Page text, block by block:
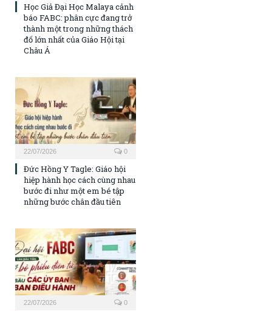
Học Giả Đại Học Malaya cảnh
báo FABC: phân cực đang trở
thành một trong những thách
đố lớn nhất của Giáo Hội tại
Châu Á
22/07/2026 0
Đức Hồng Y Tagle: Giáo hội
hiệp hành học cách cùng nhau
bước đi như một em bé tập
những bước chân đầu tiên
22/07/2026 0